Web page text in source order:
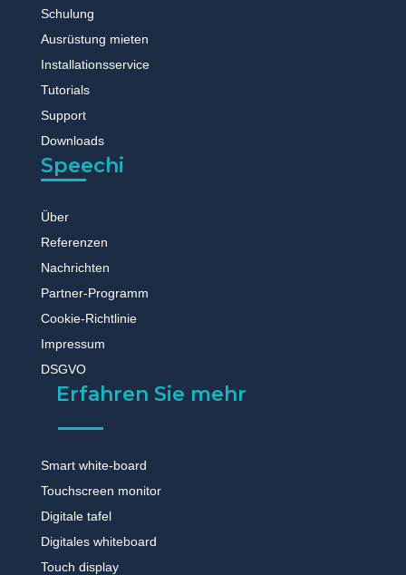
Schulung
Ausrüstung mieten
Installationsservice
Tutorials
Support
Downloads
Speechi
Über
Referenzen
Nachrichten
Partner-Programm
Cookie-Richtlinie
Impressum
DSGVO
Erfahren Sie mehr
Smart white-board
Touchscreen monitor
Digitale tafel
Digitales whiteboard
Touch display